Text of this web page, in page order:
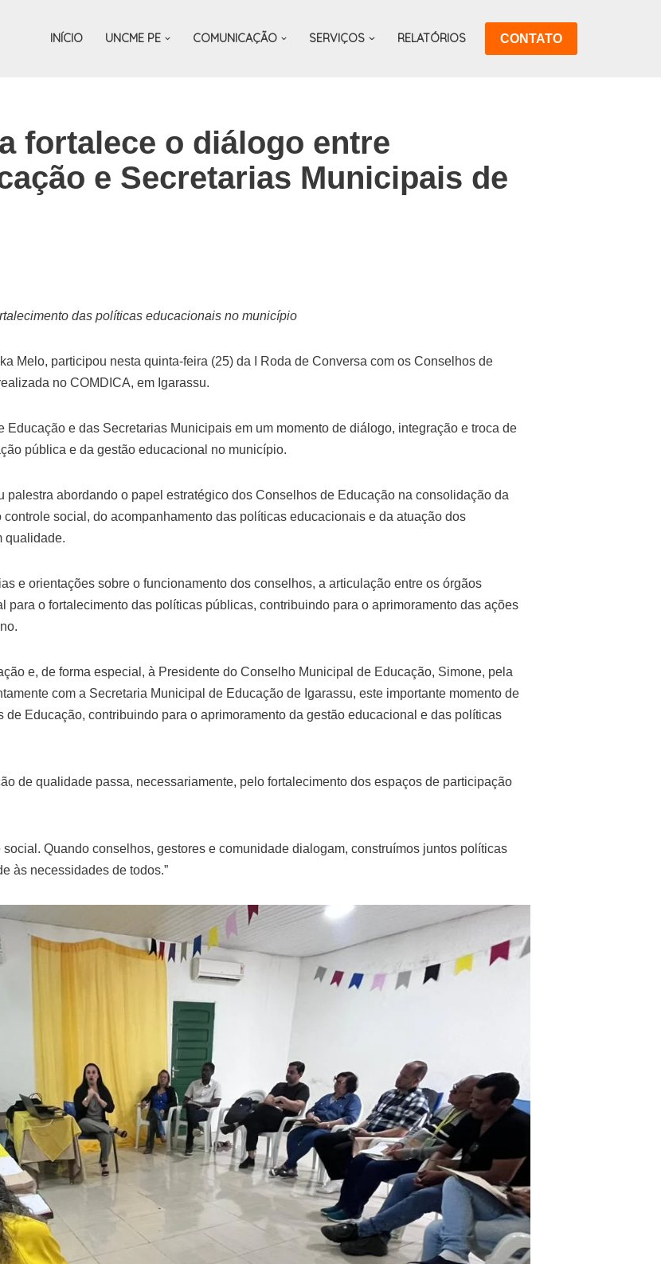
INÍCIO UNCME PE COMUNICAÇÃO SERVIÇOS RELATÓRIOS CONTATO
fortalece o diálogo entre
e Secretarias Municipais de
das políticas educacionais no município
Melo, participou nesta quinta-feira (25) da I Roda de Conversa com os Conselhos de
no COMDICA, em Igarassu.
e das Secretarias Municipais em um momento de diálogo, integração e troca de
pública e da gestão educacional no município.
palestra abordando o papel estratégico dos Conselhos de Educação na consolidação da
social, do acompanhamento das políticas educacionais e da atuação dos
qualidade.
e orientações sobre o funcionamento dos conselhos, a articulação entre os órgãos
o fortalecimento das políticas públicas, contribuindo para o aprimoramento das ações
e, de forma especial, à Presidente do Conselho Municipal de Educação, Simone, pela
com a Secretaria Municipal de Educação de Igarassu, este importante momento de
Educação, contribuindo para o aprimoramento da gestão educacional e das políticas
de qualidade passa, necessariamente, pelo fortalecimento dos espaços de participação
Quando conselhos, gestores e comunidade dialogam, construímos juntos políticas
às necessidades de todos.”